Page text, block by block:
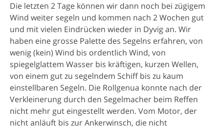
Die letzten 2 Tage können wir dann noch bei zügigem
Wind weiter segeln und kommen nach 2 Wochen gut
und mit vielen Eindrücken wieder in Dyvig an. Wir
haben eine grosse Palette des Segelns erfahren, von
wenig (kein) Wind bis ordentlich Wind, von
spiegelglattem Wasser bis kräftigen, kurzen Wellen,
von einem gut zu segelndem Schiff bis zu kaum
einstellbaren Segeln. Die Rollgenua konnte nach der
Verkleinerung durch den Segelmacher beim Reffen
nicht mehr gut eingestellt werden. Vom Motor, der
nicht anläuft bis zur Ankerwinsch, die nicht